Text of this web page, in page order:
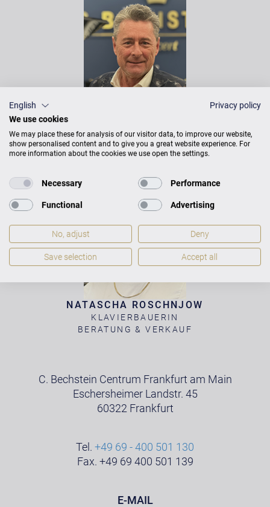
KLAVIERBAUER /
KONZERTTECHNIKER
BERATUNG & VERKAUF
NATASCHA ROSCHNJOW
KLAVIERBAUERIN
BERATUNG & VERKAUF
C. Bechstein Centrum Frankfurt am Main
Eschersheimer Landstr. 45
60322 Frankfurt
Tel. +49 69 - 400 501 130
Fax. +49 69 400 501 139
E-MAIL
English
Privacy policy
We use cookies
We may place these for analysis of our visitor data, to improve our website,
show personalised content and to give you a great website experience. For
more information about the cookies we use open the settings.
Necessary Performance
Functional Advertising
No, adjust Deny
Save selection Accept all